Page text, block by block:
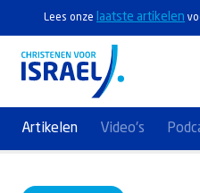
Lees onze laatste artikelen
Artikelen Video's